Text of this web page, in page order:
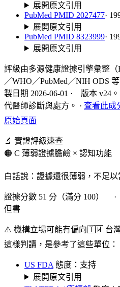
展開原文引用
PubMed PMID 2027477·
展開原文引用
PubMed PMID 8323999·
展開原文引用
評級由多源健康證據引擎彙整
／WHO／PubMed／NIH ODS
製日期 2026-06-01 · 版本 v24
代醫師診斷與處方。 · 查看此成
原始頁面
🔬 實證評級速查
🟠 C 薄弱證據膽鹼 × 認知功能
白話說：證據還很薄弱，不足以
證據分數 51 分（滿分 100）
但書
⚠️ 機構立場可能有偏向🇹🇼 台灣
這樣判讀，是參考了這些單位：
US FDA 態度：支持
展開原文引用